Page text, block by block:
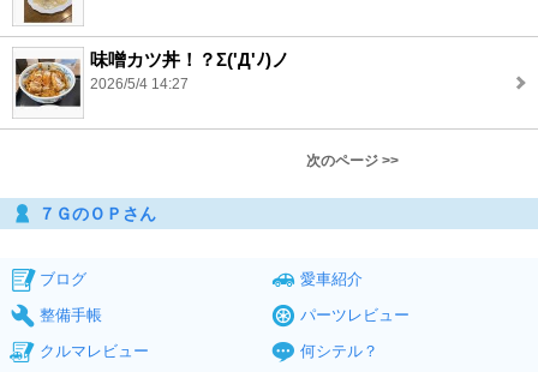
味噌カツ丼！？Σ('Д'ﾉ)ノ
2026/5/4 14:27
次のページ >>
７ＧのＯＰさん
ブログ
愛車紹介
整備手帳
パーツレビュー
クルマレビュー
何シテル？